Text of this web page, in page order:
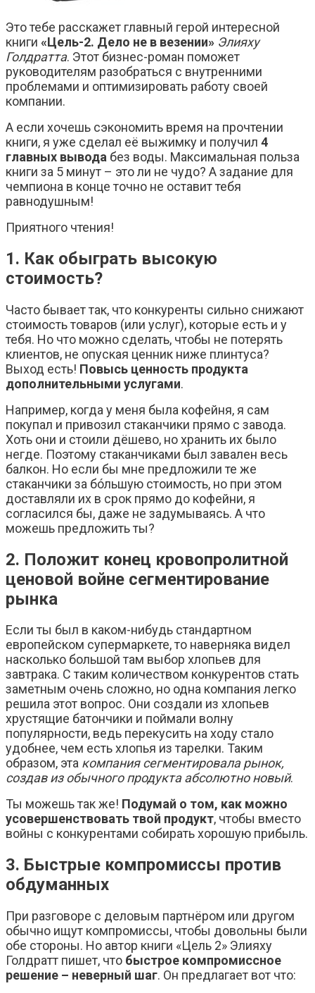
Это тебе расскажет главный герой интересной
книги «Цель-2. Дело не в везении» Элияху
Голдратта. Этот бизнес-роман поможет
руководителям разобраться с внутренними
проблемами и оптимизировать работу своей
компании.
А если хочешь сэкономить время на прочтении
книги, я уже сделал её выжимку и получил 4
главных вывода без воды. Максимальная польза
книги за 5 минут – это ли не чудо? А задание для
чемпиона в конце точно не оставит тебя
равнодушным!
Приятного чтения!
1. Как обыграть высокую
стоимость?
Часто бывает так, что конкуренты сильно снижают
стоимость товаров (или услуг), которые есть и у
тебя. Но что можно сделать, чтобы не потерять
клиентов, не опуская ценник ниже плинтуса?
Выход есть! Повысь ценность продукта
дополнительными услугами.
Например, когда у меня была кофейня, я сам
покупал и привозил стаканчики прямо с завода.
Хоть они и стоили дёшево, но хранить их было
негде. Поэтому стаканчиками был завален весь
балкон. Но если бы мне предложили те же
стаканчики за бóльшую стоимость, но при этом
доставляли их в срок прямо до кофейни, я
согласился бы, даже не задумываясь. А что
можешь предложить ты?
2. Положит конец кровопролитной
ценовой войне сегментирование
рынка
Если ты был в каком-нибудь стандартном
европейском супермаркете, то наверняка видел
насколько большой там выбор хлопьев для
завтрака. С таким количеством конкурентов стать
заметным очень сложно, но одна компания легко
решила этот вопрос. Они создали из хлопьев
хрустящие батончики и поймали волну
популярности, ведь перекусить на ходу стало
удобнее, чем есть хлопья из тарелки. Таким
образом, эта компания сегментировала рынок,
создав из обычного продукта абсолютно новый.
Ты можешь так же! Подумай о том, как можно
усовершенствовать твой продукт, чтобы вместо
войны с конкурентами собирать хорошую прибыль.
3. Быстрые компромиссы против
обдуманных
При разговоре с деловым партнёром или другом
обычно ищут компромиссы, чтобы довольны были
обе стороны. Но автор книги «Цель 2» Элияху
Голдратт пишет, что быстрое компромиссное
решение – неверный шаг. Он предлагает вот что: